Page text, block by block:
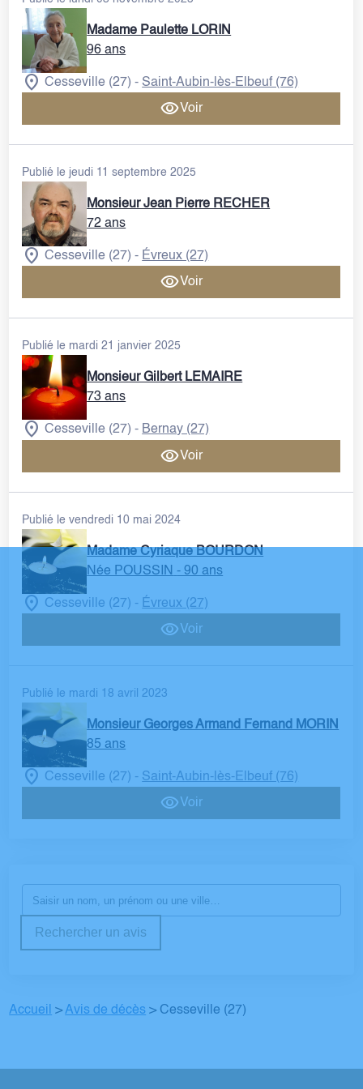
VENTE DE PLAQUESMadame Paulette LORIN
96 ans
Cesseville (27) -Saint-Aubin-lès-Elbeuf (76)
Voir
Publié le jeudi 11 septembre 2025
Monsieur Jean Pierre RECHER
72 ans
Cesseville (27) - Évreux (27)
Voir
Publié le mardi 21 janvier 2025
Monsieur Gilbert LEMAIRE
73 ans
Cesseville (27) - Bernay (27)
Voir
Publié le vendredi 10 mai 2024
Madame Cyriaque BOURDON
Née POUSSIN - 90 ans
Cesseville (27) - Évreux (27)
Voir
Publié le mardi 18 avril 2023
Monsieur Georges Armand Fernand MORIN
85 ans
Cesseville (27) - Saint-Aubin-lès-Elbeuf (76)
Voir
Rechercher un avis
Accueil >Avis de décès > Cesseville (27)